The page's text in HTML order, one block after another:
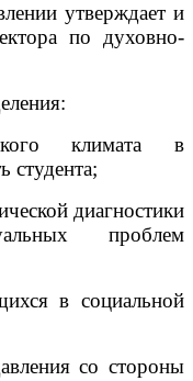
утверждает и
по духовно-
климата в
студента;
диагностики
проблем
в социальной
со стороны